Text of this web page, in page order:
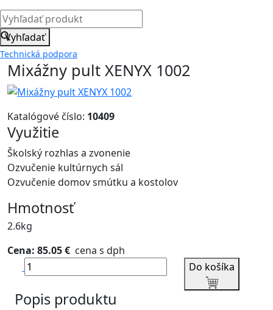
Vyhľadať
Technická podpora
Mixážny pult XENYX 1002
Katalógové číslo: 10409
Využitie
Školský rozhlas a zvonenie
Ozvučenie kultúrnych sál
Ozvučenie domov smútku a kostolov
Hmotnosť
2.6kg
Cena: 85.05 € cena s dph
Do košíka
Popis produktu